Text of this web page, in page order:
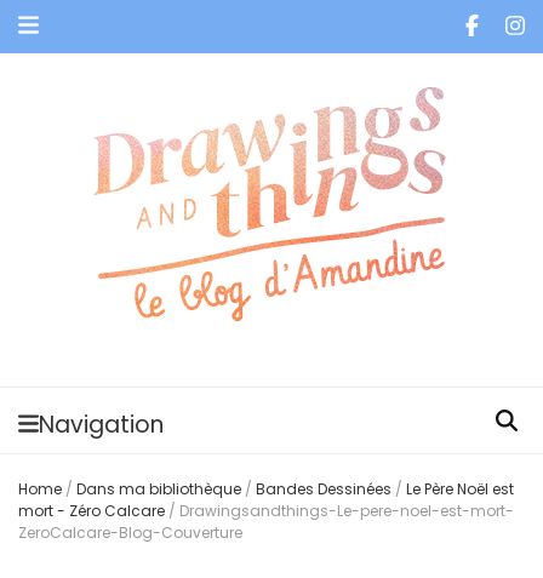
Navigation
Home / Dans ma bibliothèque / Bandes Dessinées / Le Père Noël est
mort - Zéro Calcare / Drawingsandthings-Le-pere-noel-est-mort-
ZeroCalcare-Blog-Couverture